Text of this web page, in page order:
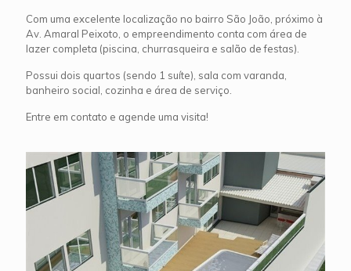
Com uma excelente localização no bairro São João, próximo à
Av. Amaral Peixoto, o empreendimento conta com área de
lazer completa (piscina, churrasqueira e salão de festas).
Possui dois quartos (sendo 1 suíte), sala com varanda,
banheiro social, cozinha e área de serviço.
Entre em contato e agende uma visita!